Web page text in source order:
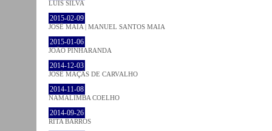
LUÍS SILVA
2015-02-09
JOSÉ MAIA | MANUEL SANTOS MAIA
2015-01-06
JOÃO PINHARANDA
2014-12-03
JOSÉ MAÇÃS DE CARVALHO
2014-11-08
NAMALIMBA COELHO
2014-09-26
RITA BARROS